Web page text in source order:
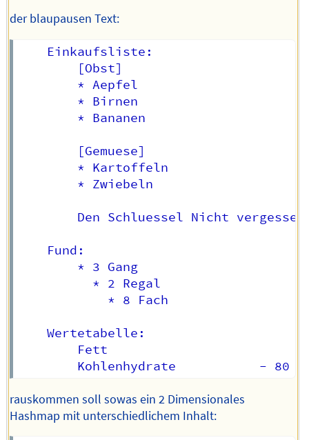
der blaupausen Text:
rauskommen soll sowas ein 2 Dimensionales
Hashmap mit unterschiedlichem Inhalt: